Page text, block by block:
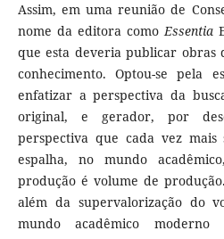
Assim, em uma reunião de
nome da editora comoEssentia
que esta deveria publicar obras
conhecimento. Optou-se pela
enfatizar a perspectiva da
original, e gerador, por
perspectiva que cada vez mais
espalha, no mundo
produção é volume de
além da supervalorização do
mundo acadêmico